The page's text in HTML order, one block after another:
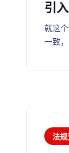
引
就这
一致
法